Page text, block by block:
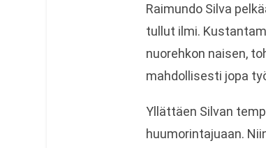
Raimundo Silva
tullut ilmi.
nuorehkon naisen,
mahdollisesti jopa
Yllättäen Silvan
huumorintajuaan.